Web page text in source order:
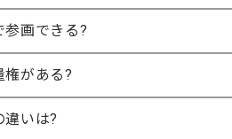
・英語を用いた作業経験
スキルに不安がある方へ
参画できる?
権がある?
違いは?